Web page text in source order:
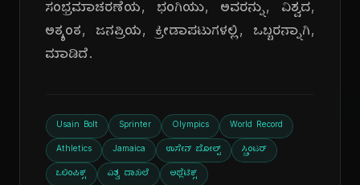
ಸಂಭ್ರಮಾಚರಣೆಯ, ಭಂಗಿಯು, ಅವರನ್ನು, ವಿಶ್ವದ,
ಅತ್ಯಂತ, ಜನಪ್ರಿಯ, ಕ್ರೀಡಾಪಟುಗಳಲ್ಲಿ, ಒಬ್ಬರನ್ನಾಗಿ,
ಮಾಡಿದೆ.
Usain Bolt Sprinter Olympics World Record
Athletics Jamaica ಉಸೇನ್ ಬೋಲ್ಟ್ ಸ್ಪ್ರಿಂಟರ್
ಒಲಿಂಪಿಕ್ಸ್ ವಿಶ್ವ ದಾಖಲೆ ಅಥ್ಲೆಟಿಕ್ಸ್